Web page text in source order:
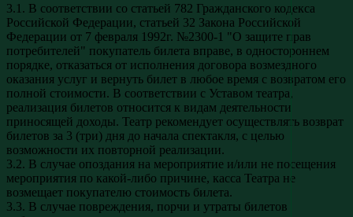
3.1. В соответствии со статьей 782 Гражданского кодекса
Российской Федерации, статьей 32 Закона Российской
Федерации от 7 февраля 1992г. №2300-1 "О защите прав
потребителей" покупатель билета вправе, в одностороннем
порядке, отказаться от исполнения договора возмездного
оказания услуг и вернуть билет в любое время с возвратом его
полной стоимости. В соответствии с Уставом театра,
реализация билетов относится к видам деятельности
приносящей доходы. Театр рекомендует осуществлять возврат
билетов за 3 (три) дня до начала спектакля, с целью
возможности их повторной реализации.
3.2. В случае опоздания на мероприятие и/или не посещения
мероприятия по какой-либо причине, касса Театра не
возмещает покупателю стоимость билета.
3.3. В случае повреждения, порчи и утраты билетов